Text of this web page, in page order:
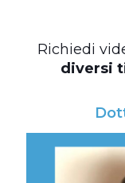
Richiedi
diversi